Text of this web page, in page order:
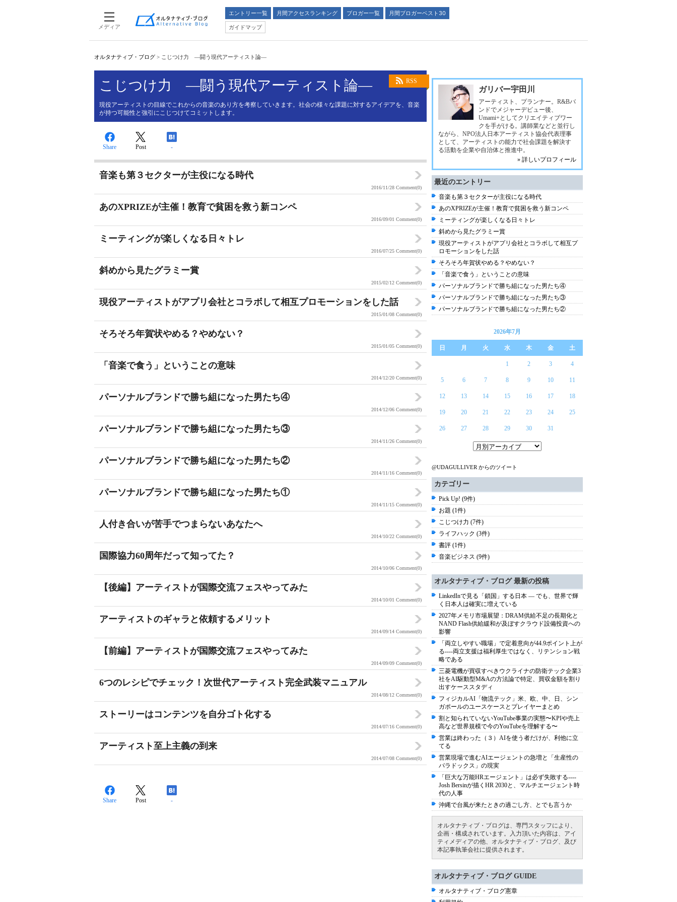
メディア
エントリー一覧 月間アクセスランキング ブロガー一覧
月間ブロガーベスト30
ガイドマップ
オルタナティブ・ブログ > こじつけ力 ―闘う現代アーティスト論―
RSS
こじつけ力 ―闘う現代アーティスト論―
現役アーティストの目線でこれからの音楽のあり方を考察していきます。社会の様々な課題に対するアイデアを、音楽
が持つ可能性と強引にこじつけてコミットします。
Share Post -
音楽も第３セクターが主役になる時代
2016/11/28 Comment(0)
あのXPRIZEが主催！教育で貧困を救う新コンペ
2016/09/01 Comment(0)
ミーティングが楽しくなる日々トレ
2016/07/25 Comment(0)
斜めから見たグラミー賞
2015/02/12 Comment(0)
現役アーティストがアプリ会社とコラボして相互プロモーションをした話
2015/01/08 Comment(0)
そろそろ年賀状やめる？やめない？
2015/01/05 Comment(0)
「音楽で食う」ということの意味
2014/12/20 Comment(0)
パーソナルブランドで勝ち組になった男たち④
2014/12/06 Comment(0)
パーソナルブランドで勝ち組になった男たち③
2014/11/26 Comment(0)
パーソナルブランドで勝ち組になった男たち②
2014/11/16 Comment(0)
パーソナルブランドで勝ち組になった男たち①
2014/11/15 Comment(0)
人付き合いが苦手でつまらないあなたへ
2014/10/22 Comment(0)
国際協力60周年だって知ってた？
2014/10/06 Comment(0)
【後編】アーティストが国際交流フェスやってみた
2014/10/01 Comment(0)
アーティストのギャラと依頼するメリット
2014/09/14 Comment(0)
【前編】アーティストが国際交流フェスやってみた
2014/09/09 Comment(0)
6つのレシピでチェック！次世代アーティスト完全武装マニュアル
2014/08/12 Comment(0)
ストーリーはコンテンツを自分ゴト化する
2014/07/16 Comment(0)
アーティスト至上主義の到来
2014/07/08 Comment(0)
Share Post -
ガリバー宇田川
アーティスト、プランナー。R&Bバ
ンドでメジャーデビュー後、
Umami+としてクリエイティブワー
クを手がける。講師業などと並行し
ながら、NPO法人日本アーティスト協会代表理事
として、アーティストの能力で社会課題を解決す
る活動を企業や自治体と推進中。
» 詳しいプロフィール
最近のエントリー
音楽も第３セクターが主役になる時代
あのXPRIZEが主催！教育で貧困を救う新コンペ
ミーティングが楽しくなる日々トレ
斜めから見たグラミー賞
現役アーティストがアプリ会社とコラボして相互プ
ロモーションをした話
そろそろ年賀状やめる？やめない？
「音楽で食う」ということの意味
パーソナルブランドで勝ち組になった男たち④
パーソナルブランドで勝ち組になった男たち③
パーソナルブランドで勝ち組になった男たち②
2026年7月
日 月 火 水 木 金 土
1 2 3 4
5 6 7 8 9 10 11
12 13 14 15 16 17 18
19 20 21 22 23 24 25
26 27 28 29 30 31
@UDAGULLIVER からのツイート
カテゴリー
Pick Up! (9件)
お題 (1件)
こじつけ力 (7件)
ライフハック (3件)
書評 (1件)
音楽ビジネス (9件)
オルタナティブ・ブログ 最新の投稿
LinkedInで見る「鎖国」する日本 ― でも、世界で輝
く日本人は確実に増えている
2027年メモリ市場展望：DRAM供給不足の長期化と
NAND Flash供給緩和が及ぼすクラウド設備投資への
影響
「両立しやすい職場」で定着意向が44.9ポイント上が
る----両立支援は福利厚生ではなく、リテンション戦
略である
三菱電機が買収すべきウクライナの防衛テック企業3
社をAI駆動型M&Aの方法論で特定、買収金額を割り
出すケーススタディ
フィジカルAI「物流テック」米、欧、中、日、シン
ガポールのユースケースとプレイヤーまとめ
割と知られていないYouTube事業の実態〜KPIや売上
高など世界規模で今のYouTubeを理解する〜
営業は終わった（３）AIを使う者だけが、利他に立
てる
営業現場で進むAIエージェントの急増と「生産性の
パラドックス」の現実
「巨大な万能HRエージェント」は必ず失敗する----
Josh Bersinが描くHR 2030と、マルチエージェント時
代の人事
沖縄で台風が来たときの過ごし方、とでも言うか
オルタナティブ・ブログは、専門スタッフにより、
企画・構成されています。入力頂いた内容は、アイ
ティメディアの他、オルタナティブ・ブログ、及び
本記事執筆会社に提供されます。
オルタナティブ・ブログ GUIDE
オルタナティブ・ブログ憲章